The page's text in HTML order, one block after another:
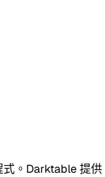
式。Darktable 提供